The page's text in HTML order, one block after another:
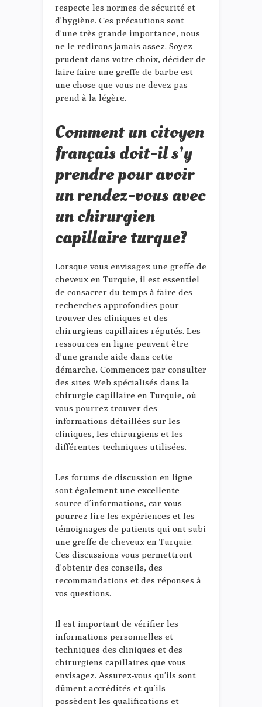
respecte les normes de sécurité et
d’hygiène. Ces précautions sont
d’une très grande importance, nous
ne le redirons jamais assez. Soyez
prudent dans votre choix, décider de
faire faire une greffe de barbe est
une chose que vous ne devez pas
prend à la légère.
Comment un citoyen
français doit-il s’y
prendre pour avoir
un rendez-vous avec
un chirurgien
capillaire turque?
Lorsque vous envisagez une greffe de
cheveux en Turquie, il est essentiel
de consacrer du temps à faire des
recherches approfondies pour
trouver des cliniques et des
chirurgiens capillaires réputés. Les
ressources en ligne peuvent être
d’une grande aide dans cette
démarche. Commencez par consulter
des sites Web spécialisés dans la
chirurgie capillaire en Turquie, où
vous pourrez trouver des
informations détaillées sur les
cliniques, les chirurgiens et les
différentes techniques utilisées.
Les forums de discussion en ligne
sont également une excellente
source d’informations, car vous
pourrez lire les expériences et les
témoignages de patients qui ont subi
une greffe de cheveux en Turquie.
Ces discussions vous permettront
d’obtenir des conseils, des
recommandations et des réponses à
vos questions.
Il est important de vérifier les
informations personnelles et
techniques des cliniques et des
chirurgiens capillaires que vous
envisagez. Assurez-vous qu’ils sont
dûment accrédités et qu’ils
possèdent les qualifications et